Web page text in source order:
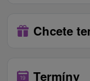
3 x parafín
Ceník - Bonusy
Chcete
Termíny